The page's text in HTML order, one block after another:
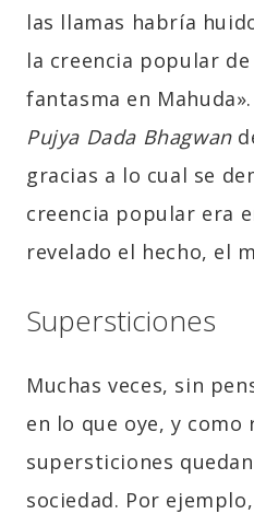
las llamas habría
la creencia popular de
fantasma en
Pujya Dada Bhagwan
gracias a lo cual se
creencia popular era
revelado el hecho, el
Supersticiones
Muchas veces, sin
en lo que oye, y como
supersticiones
sociedad. Por